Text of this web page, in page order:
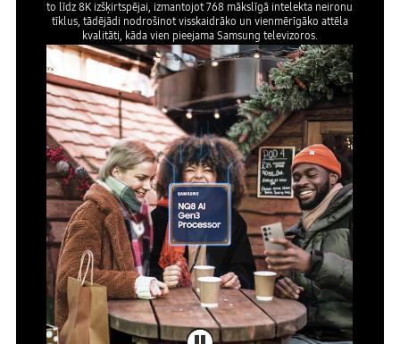
to līdz 8K izšķirtspējai, izmantojot 768 mākslīgā intelekta neironu
tīklus, tādējādi nodrošinot visskaidrāko un vienmērīgāko attēla
kvalitāti, kāda vien pieejama Samsung televizoros.